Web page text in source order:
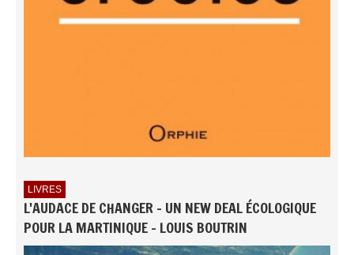
LIVRES
L'AUDACE DE CHANGER - UN NEW DEAL ÉCOLOGIQUE
POUR LA MARTINIQUE - LOUIS BOUTRIN